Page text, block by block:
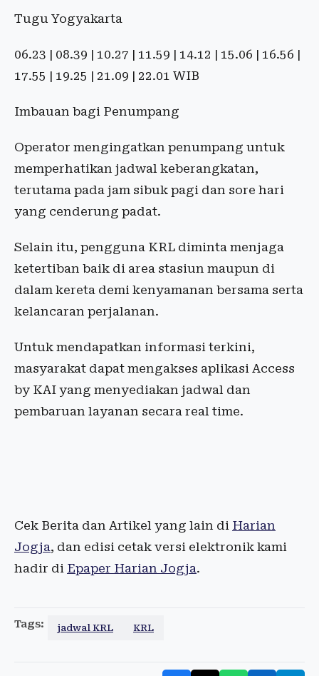
Tugu Yogyakarta
06.23 | 08.39 | 10.27 | 11.59 | 14.12 | 15.06 | 16.56 |
17.55 | 19.25 | 21.09 | 22.01 WIB
Imbauan bagi Penumpang
Operator mengingatkan penumpang untuk
memperhatikan jadwal keberangkatan,
terutama pada jam sibuk pagi dan sore hari
yang cenderung padat.
Selain itu, pengguna KRL diminta menjaga
ketertiban baik di area stasiun maupun di
dalam kereta demi kenyamanan bersama serta
kelancaran perjalanan.
Untuk mendapatkan informasi terkini,
masyarakat dapat mengakses aplikasi Access
by KAI yang menyediakan jadwal dan
pembaruan layanan secara real time.
Cek Berita dan Artikel yang lain di Harian
Jogja, dan edisi cetak versi elektronik kami
hadir di Epaper Harian Jogja.
Tags: jadwal KRL KRL